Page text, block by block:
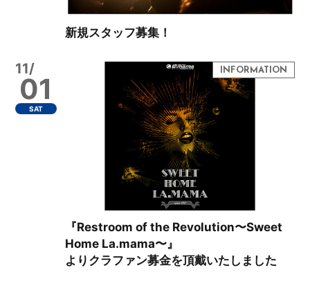
新規スタッフ募集！
11/
01
SAT
『Restroom of the Revolution〜Sweet
Home La.mama〜』
よりクラファン募金を頂戴いたしました